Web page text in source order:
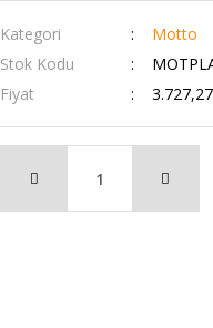
Kategori
Motto
Stok Kodu
Fiyat